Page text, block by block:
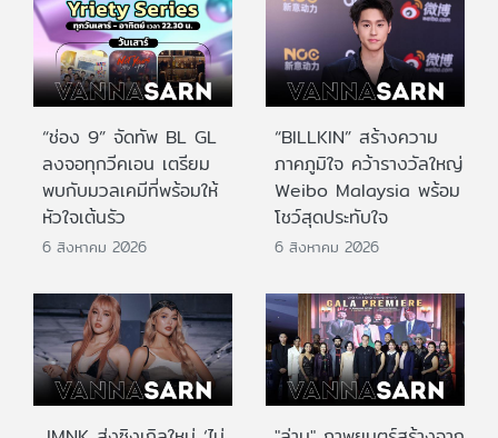
“ช่อง 9” จัดทัพ BL GL
ลงจอทุกวีคเอน เตรียม
พบกับมวลเคมีที่พร้อมให้
หัวใจเต้นรัว
6 สิงหาคม 2026
“BILLKIN” สร้างความ
ภาคภูมิใจ คว้ารางวัลใหญ่
Weibo Malaysia พร้อม
โชว์สุดประทับใจ
6 สิงหาคม 2026